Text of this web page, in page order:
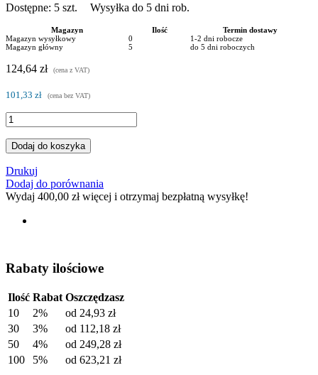
Dostępne: 5 szt. Wysyłka do 5 dni rob.
Magazyn Ilość
Termin dostawy
Magazyn wysyłkowy
0
1-2 dni robocze
Magazyn główny
5 do 5 dni roboczych
124,64 zł (cena z VAT)
101,33 zł (cena bez VAT)
Dodaj do koszyka
Drukuj
Dodaj do porównania
Wydaj 400,00 złwięcej i otrzymaj bezpłatną wysyłkę!
Rabaty ilościowe
Ilość Rabat Oszczędzasz
10
2% od 24,93 zł
30
3% od 112,18 zł
50
4% od 249,28 zł
100
5% od 623,21 zł